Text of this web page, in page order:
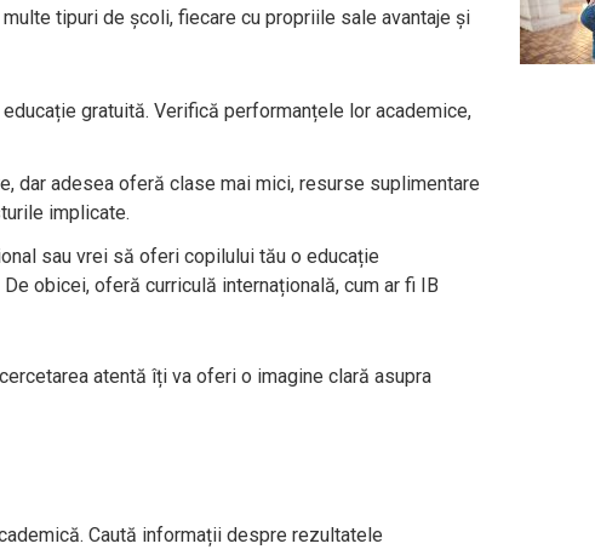
tipuri de școli, fiecare cu propriile sale avantaje și
gratuită. Verifică performanțele lor academice,
dar adesea oferă clase mai mici, resurse suplimentare
implicate.
sau vrei să oferi copilului tău o educație
obicei, oferă curriculă internațională, cum ar fi IB
atentă îți va oferi o imagine clară asupra
Caută informații despre rezultatele